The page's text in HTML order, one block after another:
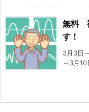
無料
す！
3月3日
～3月